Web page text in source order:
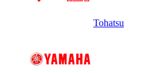
Tohatsu